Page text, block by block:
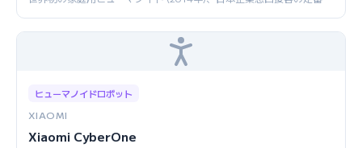
ヒューマノイドロボット
XIAOMI
Xiaomi CyberOne